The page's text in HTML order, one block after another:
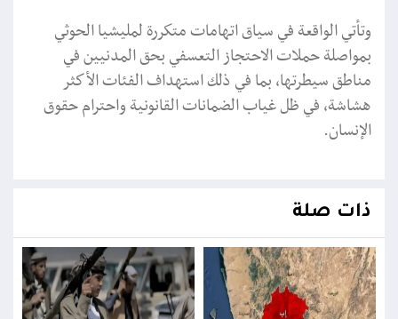
وتأتي الواقعة في سياق اتهامات متكررة لمليشيا الحوثي
بمواصلة حملات الاحتجاز التعسفي بحق المدنيين في
مناطق سيطرتها، بما في ذلك استهداف الفئات الأكثر
هشاشة، في ظل غياب الضمانات القانونية واحترام حقوق
الإنسان.
ذات صلة